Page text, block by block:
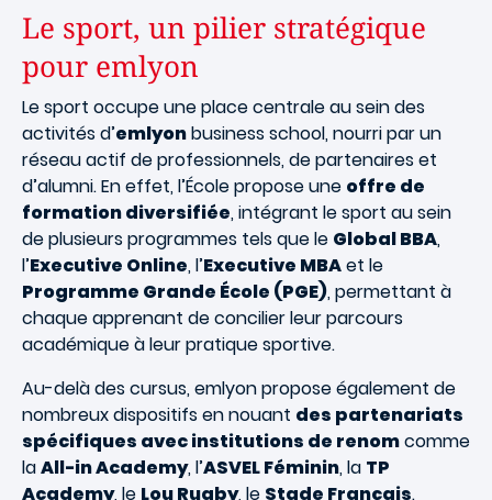
Le sport, un pilier stratégique
pour emlyon
Le sport occupe une place centrale au sein des
activités d’emlyonbusiness school, nourri par un
réseau actif de professionnels, de partenaires et
d’alumni. En effet, l’École propose une offre de
formation diversifiée, intégrant le sport au sein
de plusieurs programmes tels que le Global BBA,
l’Executive Online, l’Executive MBAet le
Programme Grande École (PGE), permettant à
chaque apprenant de concilier leur parcours
académique à leur pratique sportive.
Au-delà des cursus, emlyon propose également de
nombreux dispositifs en nouant des partenariats
spécifiques avec institutions de renomcomme
laAll-in Academy, l’ASVEL Féminin, la TP
Academy, le Lou Rugby, le Stade Français.